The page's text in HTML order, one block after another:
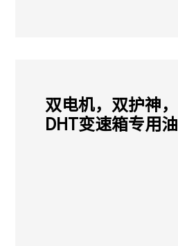
双电机，双护神，
DHT变速箱专用油